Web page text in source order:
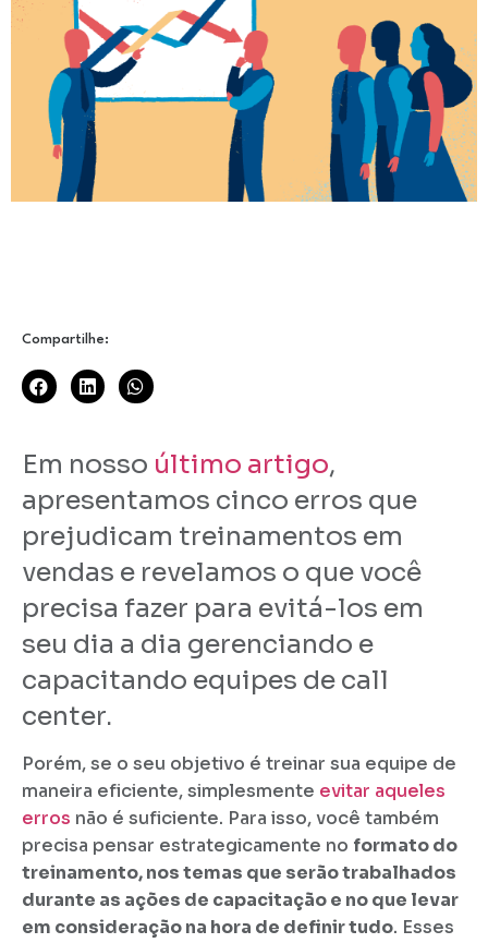
Compartilhe:
Em nosso último artigo,
apresentamos cinco erros que
prejudicam treinamentos em
vendas e revelamos o que você
precisa fazer para evitá-los em
seu dia a dia gerenciando e
capacitando equipes de call
center.
Porém, se o seu objetivo é treinar sua equipe de
maneira eficiente, simplesmente evitar aqueles
erros não é suficiente. Para isso, você também
precisa pensar estrategicamente no formato do
treinamento, nos temas que serão trabalhados
durante as ações de capacitação e no que levar
em consideração na hora de definir tudo. Esses